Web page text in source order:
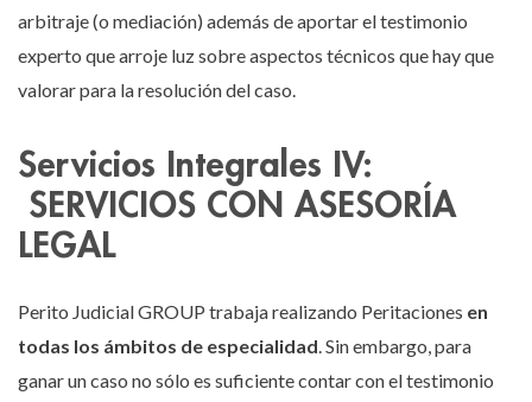
arbitraje (o mediación) además de aportar el testimonio
experto que arroje luz sobre aspectos técnicos que hay que
valorar para la resolución del caso.
Servicios Integrales IV:
SERVICIOS CON ASESORÍA
LEGAL
Perito Judicial GROUP trabaja realizando Peritaciones en
todas los ámbitos de especialidad. Sin embargo, para
ganar un caso no sólo es suficiente contar con el testimonio